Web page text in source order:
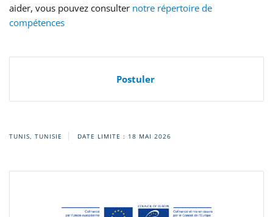
aider, vous pouvez consulter notre répertoire de
compétences
Postuler
TUNIS, TUNISIE DATE LIMITE : 18 MAI 2026